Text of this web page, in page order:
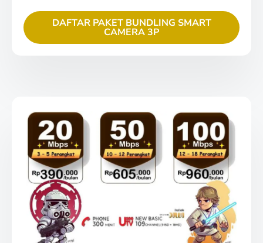
DAFTAR PAKET BUNDLING SMART
CAMERA 3P